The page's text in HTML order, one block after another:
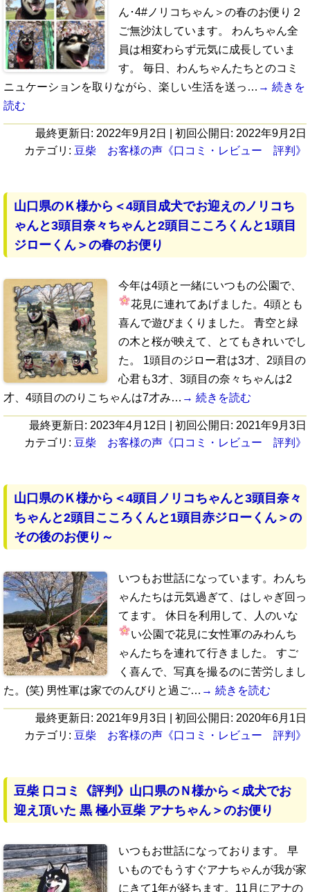
ん･4#ノリコちゃん＞の春のお便り２
ご無沙汰しています。 わんちゃん全
員は相変わらず元気に成長していま
す。 毎日、わんちゃんたちとのコミ
ニュケーションを取りながら、楽しい生活を送っ… → 続きを
読む
最終更新日: 2022年9月2日 | 初回公開日: 2022年9月2日
カテゴリ: 豆柴 お客様の声《口コミ・レビュー 評判》
山口県のＫ様から＜4頭目成犬でお迎えのノリコち
ゃんと3頭目奈々ちゃんと2頭目こころくんと1頭目
ジローくん＞の春のお便り
今年は4頭と一緒にいつもの公園で、
花見に連れてあげました。4頭とも
喜んで遊びまくりました。 青空と緑
の木と桜が映えて、とてもきれいでし
た。 1頭目のジロー君は3才、2頭目の
心君も3才、3頭目の奈々ちゃんは2
才、4頭目ののりこちゃんは7才み… → 続きを読む
最終更新日: 2023年4月12日 | 初回公開日: 2021年9月3日
カテゴリ: 豆柴 お客様の声《口コミ・レビュー 評判》
山口県のＫ様から＜4頭目ノリコちゃんと3頭目奈々
ちゃんと2頭目こころくんと1頭目赤ジローくん＞の
その後のお便り～
いつもお世話になっています。わんち
ゃんたちは元気過ぎて、はしゃぎ回っ
てます。 休日を利用して、人のいな
い公園で花見に女性軍のみわんち
ゃんたちを連れて行きました。 すご
く喜んで、写真を撮るのに苦労しまし
た。(笑) 男性軍は家でのんびりと過ご… → 続きを読む
最終更新日: 2021年9月3日 | 初回公開日: 2020年6月1日
カテゴリ: 豆柴 お客様の声《口コミ・レビュー 評判》
豆柴 口コミ《評判》山口県のＮ様から＜成犬でお
迎え頂いた 黒 極小豆柴 アナちゃん＞のお便り
いつもお世話になっております。 早
いものでもうすぐアナちゃんが我が家
にきて1年が経ちます。11月にアナの